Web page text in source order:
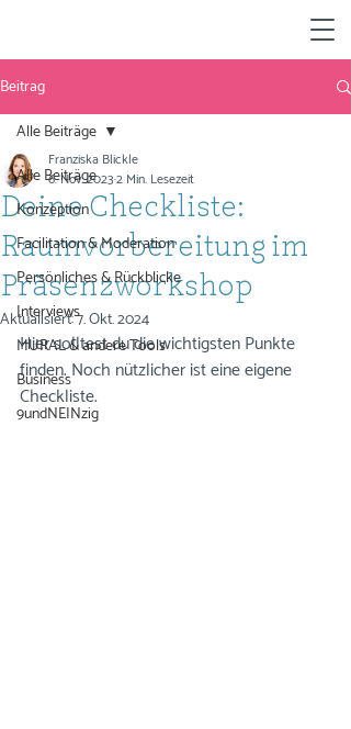
Beitrag
Alle Beiträge
Konzeption
Facilitation & Moderation
Persönliches & Rückblicke
Interviews
MURAL & andere Tools
Business
9undNEINzig
Alle Beiträge
Deine Checkliste:
Raumvorbereitung im
Präsenzworkshop
Franziska Blickle
6. Nov. 20232 Min. Lesezeit
Aktualisiert:7. Okt. 2024
Hier solltest du die wichtigsten Punkte
finden. Noch nützlicher ist eine eigene
Checkliste.